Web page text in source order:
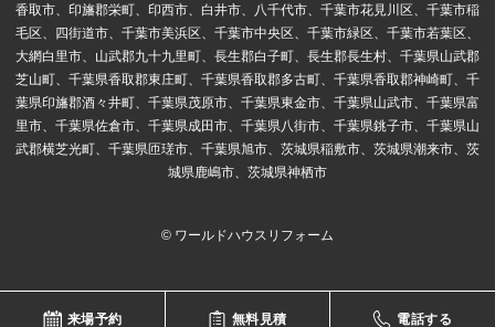
香取市、印旛郡栄町、印西市、白井市、八千代市、千葉市花見川区、千葉市稲
毛区、四街道市、千葉市美浜区、千葉市中央区、千葉市緑区、千葉市若葉区、
大網白里市、山武郡九十九里町、長生郡白子町、長生郡長生村、千葉県山武郡
芝山町、千葉県香取郡東庄町、千葉県香取郡多古町、千葉県香取郡神崎町、千
葉県印旛郡酒々井町、千葉県茂原市、千葉県東金市、千葉県山武市、千葉県富
里市、千葉県佐倉市、千葉県成田市、千葉県八街市、千葉県銚子市、千葉県山
武郡横芝光町、千葉県匝瑳市、千葉県旭市、茨城県稲敷市、茨城県潮来市、茨
城県鹿嶋市、茨城県神栖市
© ワールドハウスリフォーム
来場予約 無料見積 電話する